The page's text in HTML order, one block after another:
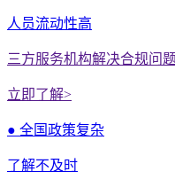
人员流动性高
三方服务机构解决合规问题
立即了解>
● 全国政策复杂
了解不及时